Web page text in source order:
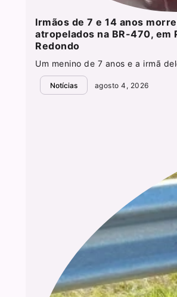
Irmãos de 7 e 14 anos
atropelados na BR-470, em
Redondo
Um menino de 7 anos e a irmã
Notícias agosto 4, 2026